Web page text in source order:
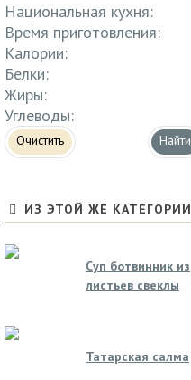
Национальная кухня:
Время приготовления:
Калории:
Белки:
Жиры:
Углеводы:
Очистить
ИЗ ЭТОЙ ЖЕ КАТЕГОРИИ
Суп ботвинник из
листьев свеклы
Татарская салма